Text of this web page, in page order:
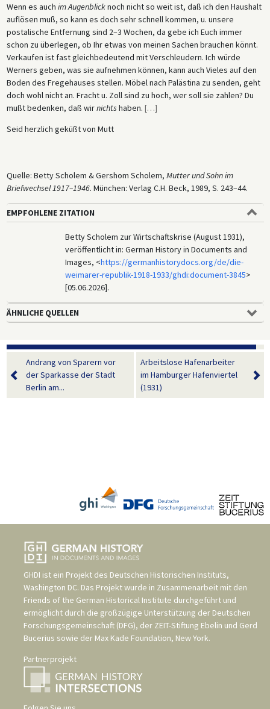
Wenn es auch im Augenblicknoch nicht so weit ist, daß ich den Haushalt
auflösen muß, so kann es doch sehr schnell kommen, u. unsere
postalische Entfernung sind 2–3 Wochen, da gebe ich Euch immer
schon zu überlegen, ob Ihr etwas von meinen Sachen brauchen könnt.
Verkaufen ist fast gleichbedeutend mit Verschleudern. Ich würde
Werners geben, was sie aufnehmen können, kann auch Vieles auf den
Boden des Fregehauses stellen. Möbel nach Palästina zu senden, geht
doch wohl nicht an. Fracht u. Zoll sind zu hoch, wer soll sie zahlen? Du
mußt bedenken, daß wirnichts haben. […]
Seid herzlich geküßt von Mutt
Quelle: Betty Scholem & Gershom Scholem, Mutter und Sohn im
Briefwechsel 1917–1946. München: Verlag C.H. Beck, 1989, S. 243–44.
EMPFOHLENE ZITATION
Betty Scholem zur Wirtschaftskrise (August 1931),
veröffentlicht in: German History in Documents and
Images, <https://germanhistorydocs.org/de/die-
weimarer-republik-1918-1933/ghdi:document-3845>
[05.06.2026].
ÄHNLICHE QUELLEN
Andrang von Sparern vor
der Sparkasse der Stadt
Berlin am...
Arbeitslose Hafenarbeiter
im Hamburger Hafenviertel
(1931)
GHDI ist ein Projekt des Deutschen Historischen Instituts,
Washington DC. Das Projekt wurde in Zusammenarbeit mit den
Friends of the German Historical Institute durchgeführt und
ermöglicht durch die großzügige Unterstützung der Deutschen
Forschungsgemeinschaft (DFG), der ZEIT-Stiftung Ebelin und Gerd
Bucerius sowie der Max Kade Foundation, New York.
Partnerprojekt